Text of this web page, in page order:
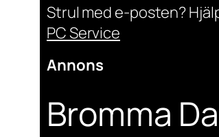
Strul med e-posten?
PC Service
Annons
Bromma